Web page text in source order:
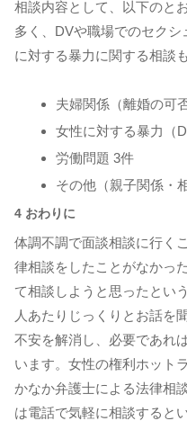
相談内容として、以下のと
多く、DVや職場でのセク
に対する暴力に関する相談
夫婦関係（離婚の可
女性に対する暴力（
労働問題 3件
その他（親子関係・
4 おわりに
体調不調で面談相談に行く
律相談をしたことがなかっ
て相談しようと思ったとい
人あたりじっくりとお話を
不安を解消し、必要であれ
います。女性の権利ホット
かなか弁護士による法律相
は電話で気軽に相談すると